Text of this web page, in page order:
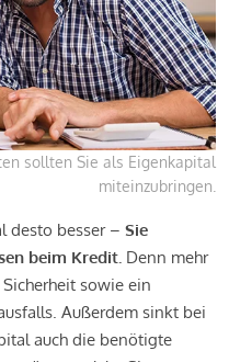
sollten Sie als Eigenkapital
miteinzubringen.
desto besser – Sie
beim Kredit. Denn mehr
sowie ein
Außerdem sinkt bei
auch die benötigte